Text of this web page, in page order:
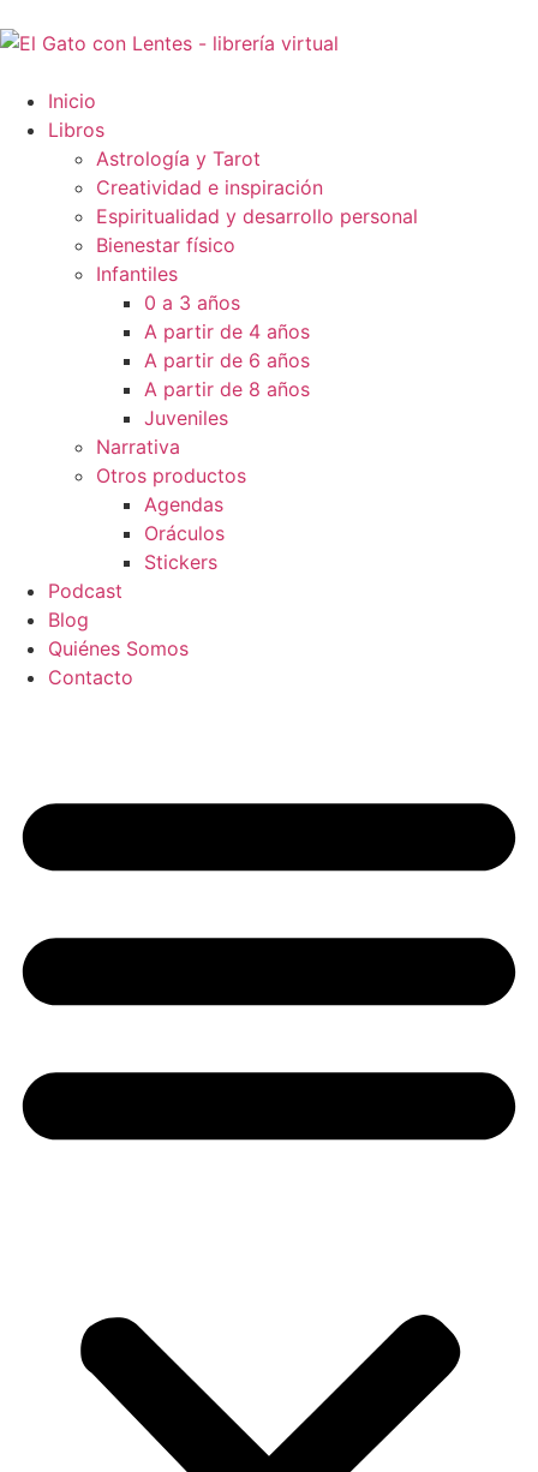
Inicio
Libros
Astrología y Tarot
Creatividad e inspiración
Espiritualidad y desarrollo personal
Bienestar físico
Infantiles
0 a 3 años
A partir de 4 años
A partir de 6 años
A partir de 8 años
Juveniles
Narrativa
Otros productos
Agendas
Oráculos
Stickers
Podcast
Blog
Quiénes Somos
Contacto